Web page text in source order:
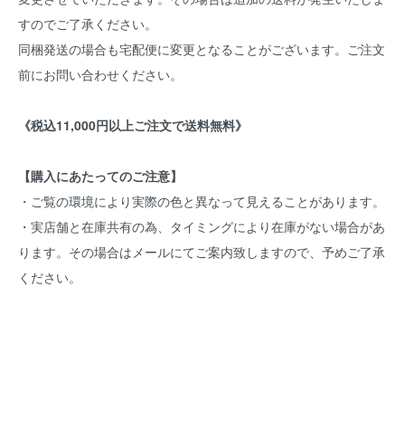
すのでご了承ください。
同梱発送の場合も宅配便に変更となることがございます。ご注文
前にお問い合わせください。
《税込11,000円以上ご注文で送料無料》
【購入にあたってのご注意】
・ご覧の環境により実際の色と異なって見えることがあります。
・実店舗と在庫共有の為、タイミングにより在庫がない場合があ
ります。その場合はメールにてご案内致しますので、予めご了承
ください。